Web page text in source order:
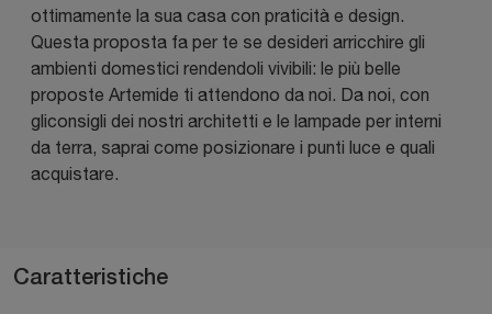
ottimamente la sua casa con praticità e design.
Questa proposta fa per te se desideri arricchire gli
ambienti domestici rendendoli vivibili: le più belle
proposte Artemide ti attendono da noi. Da noi, con
gliconsigli dei nostri architetti e le lampade per interni
da terra, saprai come posizionare i punti luce e quali
acquistare.
Caratteristiche